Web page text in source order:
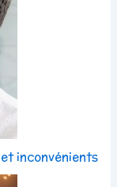
inconvénients